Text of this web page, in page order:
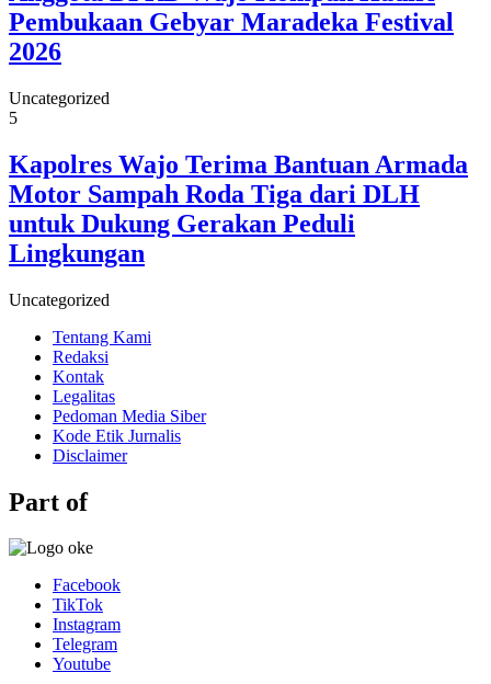
Pembukaan Gebyar Maradeka Festival
2026
Uncategorized
5
Kapolres Wajo Terima Bantuan Armada
Motor Sampah Roda Tiga dari DLH
untuk Dukung Gerakan Peduli
Lingkungan
Uncategorized
Tentang Kami
Redaksi
Kontak
Legalitas
Pedoman Media Siber
Kode Etik Jurnalis
Disclaimer
Part of
Facebook
TikTok
Instagram
Telegram
Youtube